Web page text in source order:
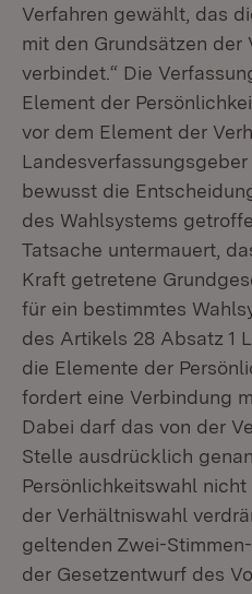
Verfahren gewählt, das
mit den Grundsätzen der
verbindet.“ Die
Element der
vor dem Element der
bewusst die
des Wahlsystems
Tatsache untermauert,
Kraft getretene
für ein bestimmtes
des Artikels 28 Absatz 1
die Elemente der
fordert eine Verbindung
Dabei darf das von der
Stelle ausdrücklich
Persönlichkeitswahl
der Verhältniswahl
geltenden Zwei-
der Gesetzentwurf des